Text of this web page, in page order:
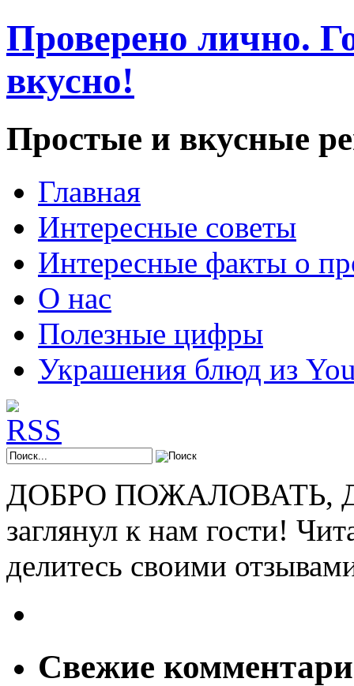
Проверено лично.
вкусно!
Простые и вкусные
Главная
Интересные советы
Интересные факты о
О нас
Полезные цифры
Украшения блюд из
ДОБРО ПОЖАЛОВАТЬ,
заглянул к нам гости!
делитесь своими
Свежие